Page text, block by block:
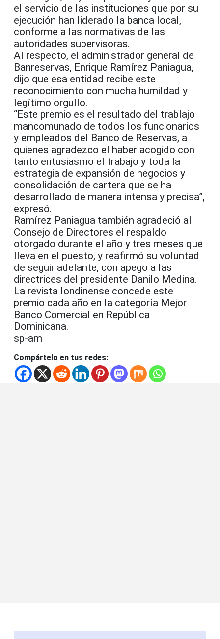
el servicio de las instituciones que por su
ejecución han liderado la banca local,
conforme a las normativas de las
autoridades supervisoras.
Al respecto, el administrador general de
Banreservas, Enrique Ramírez Paniagua,
dijo que esa entidad recibe este
reconocimiento con mucha humildad y
legítimo orgullo.
“Este premio es el resultado del trablajo
mancomunado de todos los funcionarios
y empleados del Banco de Reservas, a
quienes agradezco el haber acogido con
tanto entusiasmo el trabajo y toda la
estrategia de expansión de negocios y
consolidación de cartera que se ha
desarrollado de manera intensa y precisa”,
expresó.
Ramírez Paniagua también agradeció al
Consejo de Directores el respaldo
otorgado durante el año y tres meses que
lleva en el puesto, y reafirmó su voluntad
de seguir adelante, con apego a las
directrices del presidente Danilo Medina.
La revista londinense concede este
premio cada año en la categoría Mejor
Banco Comercial en República
Dominicana.
sp-am
Compártelo en tus redes: